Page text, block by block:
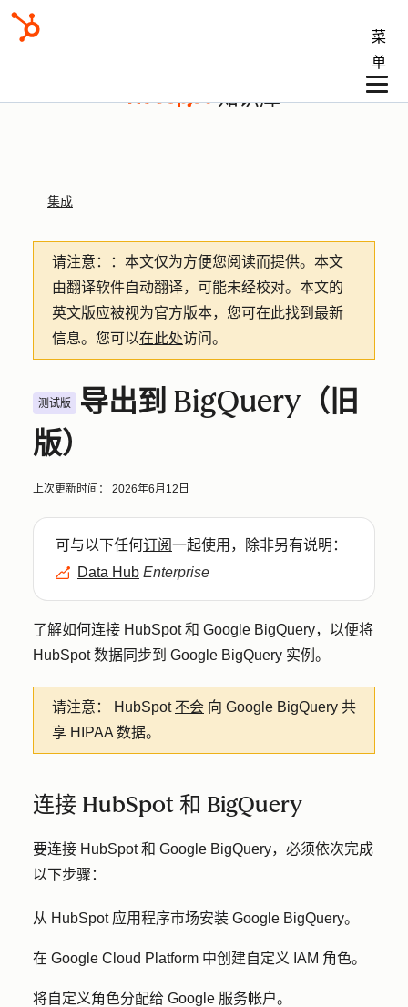
菜
单
知识库
集成
请注意： ：本文仅为方便您阅读而提供。 本文
由翻译软件自动翻译，可能未经校对。本文的
英文版应被视为官方版本，您可在此找到最新
信息。您可以在此处访问。
测试版
导出到 BigQuery（旧
版）
上次更新时间： 2026年6月12日
可与以下任何订阅一起使用，除非另有说明：
Data Hub Enterprise
了解如何连接 HubSpot 和 Google BigQuery，以便将
HubSpot 数据同步到 Google BigQuery 实例。
请注意： HubSpot 不会 向 Google BigQuery 共
享 HIPAA 数据。
连接 HubSpot 和 BigQuery
要连接 HubSpot 和 Google BigQuery，必须依次完成
以下步骤：
从 HubSpot 应用程序市场安装 Google BigQuery。
在 Google Cloud Platform 中创建自定义 IAM 角色。
将自定义角色分配给 Google 服务帐户。